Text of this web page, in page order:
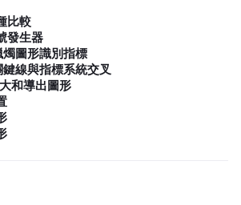
比較
發生器
燭圖形識別指標
鍵線與指標系統交叉
和導出圖形